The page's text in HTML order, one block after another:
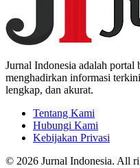
Jurnal Indonesia adalah portal
menghadirkan informasi
lengkap, dan akurat.
Tentang Kami
Hubungi Kami
Kebijakan Privasi
© 2026 Jurnal Indonesia. All